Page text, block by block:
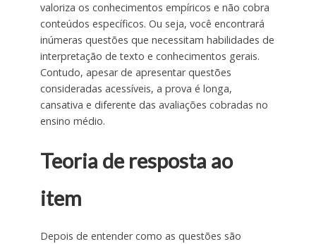
valoriza os conhecimentos empíricos e não cobra
conteúdos específicos. Ou seja, você encontrará
inúmeras questões que necessitam habilidades de
interpretação de texto e conhecimentos gerais.
Contudo, apesar de apresentar questões
consideradas acessíveis, a prova é longa,
cansativa e diferente das avaliações cobradas no
ensino médio.
Teoria de resposta ao
item
Depois de entender como as questões são